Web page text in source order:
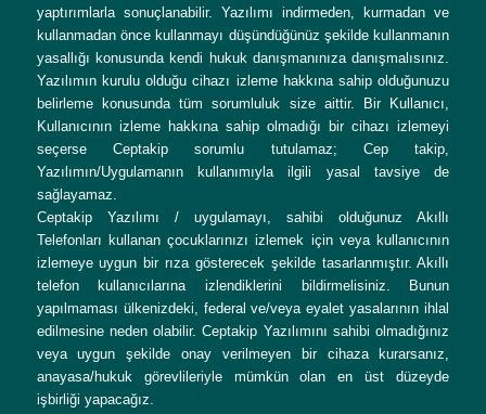
yaptırımlarla sonuçlanabilir. Yazılımı indirmeden, kurmadan ve
kullanmadan önce kullanmayı düşündüğünüz şekilde kullanmanın
yasallığı konusunda kendi hukuk danışmanınıza danışmalısınız.
Yazılımın kurulu olduğu cihazı izleme hakkına sahip olduğunuzu
belirleme konusunda tüm sorumluluk size aittir. Bir Kullanıcı,
Kullanıcının izleme hakkına sahip olmadığı bir cihazı izlemeyi
seçerse Ceptakip sorumlu tutulamaz; Cep takip,
Yazılımın/Uygulamanın kullanımıyla ilgili yasal tavsiye de
sağlayamaz.
Ceptakip Yazılımı / uygulamayı, sahibi olduğunuz Akıllı
Telefonları kullanan çocuklarınızı izlemek için veya kullanıcının
izlemeye uygun bir rıza gösterecek şekilde tasarlanmıştır. Akıllı
telefon kullanıcılarına izlendiklerini bildirmelisiniz. Bunun
yapılmaması ülkenizdeki, federal ve/veya eyalet yasalarının ihlal
edilmesine neden olabilir. Ceptakip Yazılımını sahibi olmadığınız
veya uygun şekilde onay verilmeyen bir cihaza kurarsanız,
anayasa/hukuk görevlileriyle mümkün olan en üst düzeyde
işbirliği yapacağız.